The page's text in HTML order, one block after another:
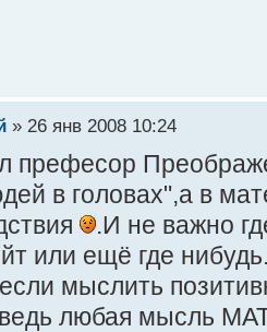
» 26 янв 2008 10:24
префесор
в головах",а в
.И не важно
или ещё где
мыслить
любая мысль